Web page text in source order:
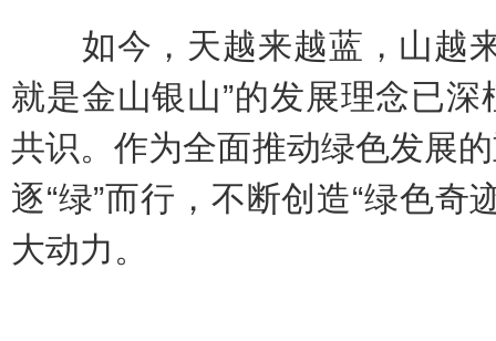
如今，天越来越蓝，山越来
就是金山银山”的发展理念已
共识。作为全面推动绿色发展
逐“绿”而行，不断创造“绿色
大动力。